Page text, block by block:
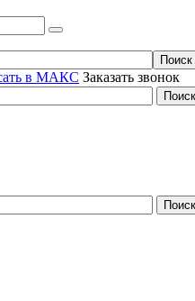
Заказать звонок